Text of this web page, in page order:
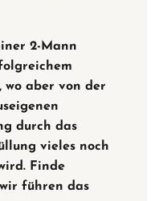
2-Mann
wo aber von der
durch das
vieles noch
Finde
führen das